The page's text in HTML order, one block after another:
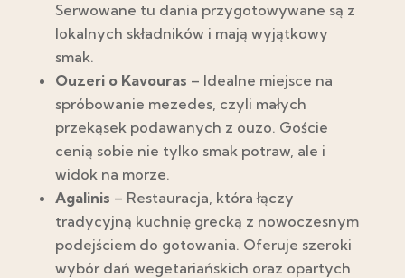
Serwowane tu dania przygotowywane są z
lokalnych składników i mają wyjątkowy
smak.
Ouzeri o Kavouras – Idealne miejsce na
spróbowanie mezedes, czyli małych
przekąsek podawanych z ouzo. Goście
cenią sobie nie tylko smak potraw, ale i
widok na morze.
Agalinis – Restauracja, która łączy
tradycyjną kuchnię grecką z nowoczesnym
podejściem do gotowania. Oferuje szeroki
wybór dań wegetariańskich oraz opartych